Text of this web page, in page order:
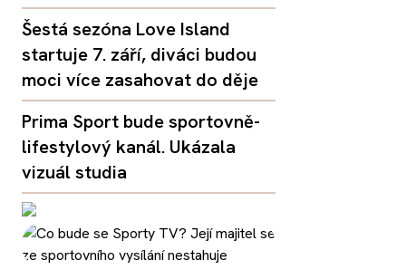
Šestá sezóna Love Island
startuje 7. září, diváci budou
moci více zasahovat do děje
Prima Sport bude sportovně-
lifestylový kanál. Ukázala
vizuál studia